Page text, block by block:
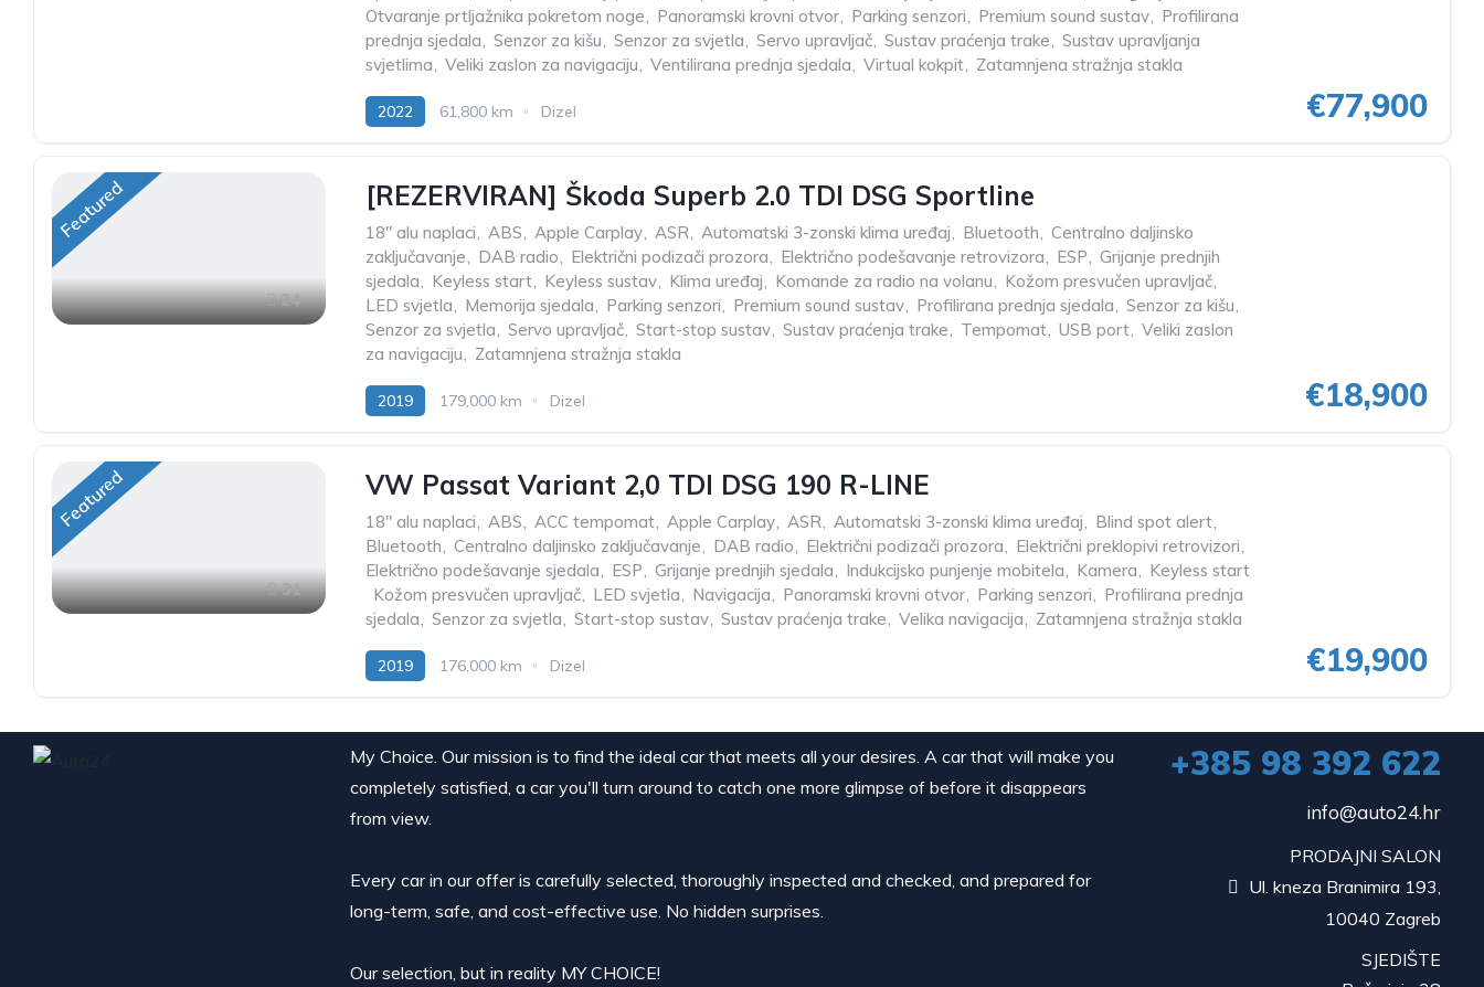
Otvaranje prtljažnika pokretom noge, Panoramski krovni otvor, Parking senzori, Premium sound sustav, Profilirana
prednja sjedala, Senzor za kišu, Senzor za svjetla, Servo upravljač, Sustav praćenja trake, Sustav upravljanja
svjetlima, Veliki zaslon za navigaciju, Ventilirana prednja sjedala, Virtual kokpit, Zatamnjena stražnja stakla
2022 61,800 km Dizel €77,900
Featured
24
[REZERVIRAN] Škoda Superb 2.0 TDI DSG Sportline
18" alu naplaci, ABS, Apple Carplay, ASR, Automatski 3-zonski klima uređaj, Bluetooth, Centralno daljinsko
zaključavanje, DAB radio, Električni podizači prozora, Električno podešavanje retrovizora, ESP, Grijanje prednjih
sjedala, Keyless start, Keyless sustav, Klima uređaj, Komande za radio na volanu, Kožom presvučen upravljač,
LED svjetla, Memorija sjedala, Parking senzori, Premium sound sustav, Profilirana prednja sjedala, Senzor za kišu,
Senzor za svjetla, Servo upravljač, Start-stop sustav, Sustav praćenja trake, Tempomat, USB port, Veliki zaslon
za navigaciju, Zatamnjena stražnja stakla
2019 179,000 km Dizel €18,900
Featured
31
VW Passat Variant 2,0 TDI DSG 190 R-LINE
18" alu naplaci, ABS, ACC tempomat, Apple Carplay, ASR, Automatski 3-zonski klima uređaj, Blind spot alert,
Bluetooth, Centralno daljinsko zaključavanje, DAB radio, Električni podizači prozora, Električni preklopivi retrovizori,
Električno podešavanje sjedala, ESP, Grijanje prednjih sjedala, Indukcijsko punjenje mobitela, Kamera, Keyless start
Kožom presvučen upravljač, LED svjetla, Navigacija, Panoramski krovni otvor, Parking senzori, Profilirana prednja
sjedala, Senzor za svjetla, Start-stop sustav, Sustav praćenja trake, Velika navigacija, Zatamnjena stražnja stakla
2019 176,000 km Dizel €19,900
My Choice. Our mission is to find the ideal car that meets all your desires. A car that will make you
completely satisfied, a car you'll turn around to catch one more glimpse of before it disappears
from view.
Every car in our offer is carefully selected, thoroughly inspected and checked, and prepared for
long-term, safe, and cost-effective use. No hidden surprises.
Our selection, but in reality MY CHOICE!
+385 98 392 622
info@auto24.hr
PRODAJNI SALON
Ul. kneza Branimira 193,
10040 Zagreb
SJEDIŠTE